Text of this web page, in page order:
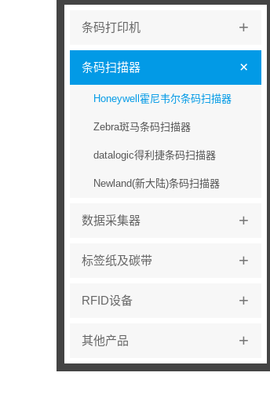
条码打印机 +
条码扫描器 +
Honeywell霍尼韦尔条码扫描器
Zebra斑马条码扫描器
datalogic得利捷条码扫描器
Newland(新大陆)条码扫描器
数据采集器 +
标签纸及碳带 +
RFID设备 +
其他产品 +